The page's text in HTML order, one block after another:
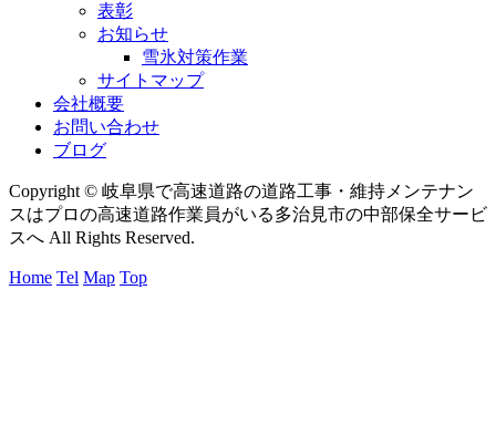
表彰
お知らせ
雪氷対策作業
サイトマップ
会社概要
お問い合わせ
ブログ
Copyright © 岐阜県で高速道路の道路工事・維持メンテナン
スはプロの高速道路作業員がいる多治見市の中部保全サービ
スへ All Rights Reserved.
Home Tel Map Top